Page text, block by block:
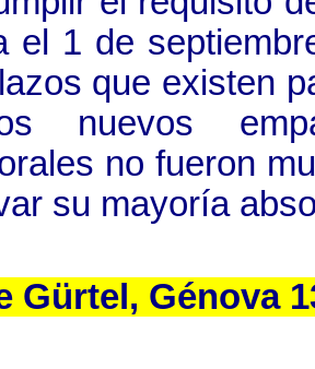
el 1 de
que existen
nuevos
no fueron
su mayoría
Gürtel, Génova